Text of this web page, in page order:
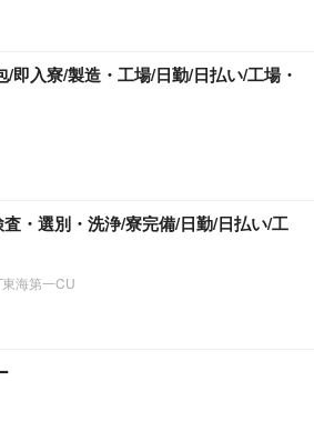
/即入寮/製造・工場/日勤/日払い/工場・
・選別・洗浄/寮完備/日勤/日払い/工
海第一CU